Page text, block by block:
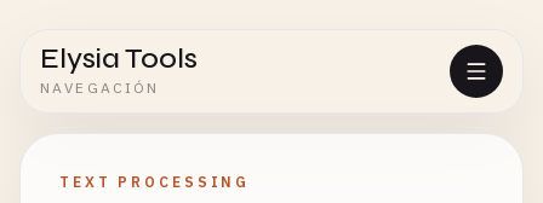
Elysia Tools
NAVEGACIÓN
TEXT PROCESSING